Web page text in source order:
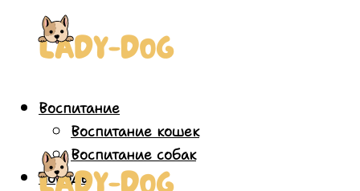
Воспитание
Воспитание кошек
Воспитание собак
Породы